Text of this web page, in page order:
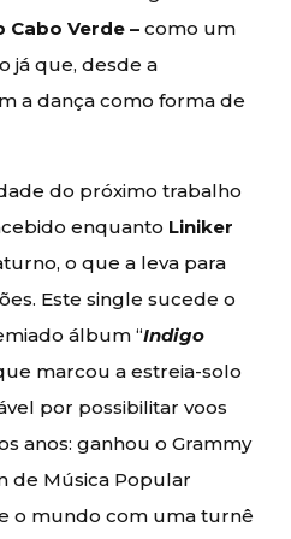
Cabo Verde – como um
já que, desde a
a dança como forma de
do próximo trabalho
enquanto Liniker
o que a leva para
Este single sucede o
álbum “Indigo
marcou a estreia-solo
por possibilitar voos
anos: ganhou o Grammy
de Música Popular
o mundo com uma turnê